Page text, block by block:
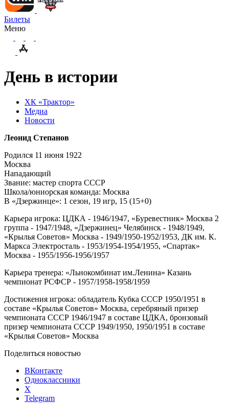
Билеты
Меню
День в истории
ХК «Трактор»
Медиа
Новости
Леонид Степанов
Родился 11 июня 1922
Москва
Нападающий
Звание: мастер спорта СССР
Школа/юниорская команда: Москва
В «Дзержинце»: 1 сезон, 19 игр, 15 (15+0)
Карьера игрока: ЦДКА - 1946/1947, «Буревестник» Москва 2
группа - 1947/1948, «Дзержинец» Челябинск - 1948/1949,
«Крылья Советов» Москва - 1949/1950-1952/1953, ДК им. К.
Маркса Электросталь - 1953/1954-1954/1955, «Спартак»
Москва - 1955/1956-1956/1957
Карьера тренера: «Льнокомбинат им.Ленина» Казань
чемпионат РСФСР - 1957/1958-1958/1959
Достижения игрока: обладатель Кубка СССР 1950/1951 в
составе «Крылья Советов» Москва, серебряный призер
чемпионата СССР 1946/1947 в составе ЦДКА, бронзовый
призер чемпионата СССР 1949/1950, 1950/1951 в составе
«Крылья Советов» Москва
Поделиться новостью
ВКонтакте
Одноклассники
X
Telegram